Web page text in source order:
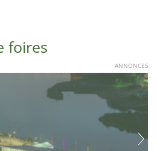
foires
ANNONCES